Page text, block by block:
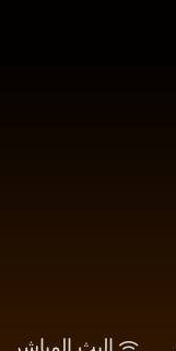
البث المباشر